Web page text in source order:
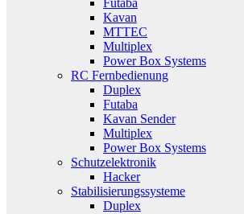
Futaba
Kavan
MTTEC
Multiplex
Power Box Systems
RC Fernbedienung
Duplex
Futaba
Kavan Sender
Multiplex
Power Box Systems
Schutzelektronik
Hacker
Stabilisierungssysteme
Duplex